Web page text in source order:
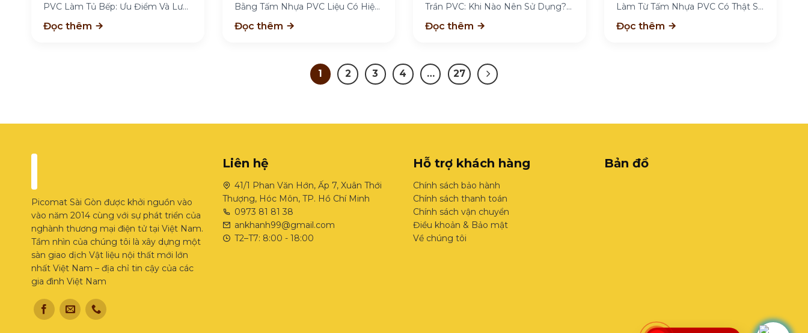
PVC Làm Tủ Bếp: Ưu Điểm Và Lưu
Đọc thêm
Bằng Tấm Nhựa PVC Liệu Có Hiệu
Đọc thêm
Trần PVC: Khi Nào Nên Sử Dụng?
Đọc thêm
Làm Từ Tấm Nhựa PVC Có Thật Sự
Đọc thêm
1 2 3 4 … 27
Picomat Sài Gòn được khởi nguồn vào
vào năm 2014 cùng với sự phát triển của
nghành thương mại điện tử tại Việt Nam.
Tầm nhìn của chúng tôi là xây dựng một
sàn giao dịch Vật liệu nội thất mới lớn
nhất Việt Nam – địa chỉ tin cậy của các
gia đình Việt Nam
Liên hệ
41/1 Phan Văn Hớn, Ấp 7, Xuân Thới
Thượng, Hóc Môn, TP. Hồ Chí Minh
0973 81 81 38
ankhanh99@gmail.com
T2–T7: 8:00 - 18:00
Hỗ trợ khách hàng
Chính sách bảo hành
Chính sách thanh toán
Chính sách vận chuyển
Điều khoản & Bảo mật
Về chúng tôi
Bản đồ